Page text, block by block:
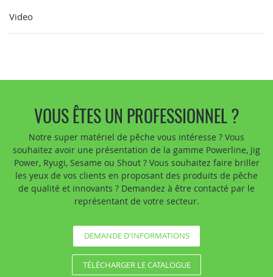
Video
VOUS ÊTES UN PROFESSIONNEL ?
Notre super matériel de pêche vous intéresse ? Vous
souhaitez avoir une présentation de la gamme Powerline, Jig
Power, Ryugi, Sesame ou Shout ? Vous souhaitez faire briller
les yeux de vos clients en proposant des produits de pêche
de qualité et innovants ? Demandez à être contacté par le
représentant de votre secteur.
DEMANDE D'INFORMATIONS
TÉLÉCHARGER LE CATALOGUE